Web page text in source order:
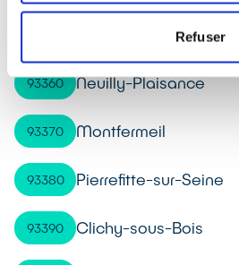
Refuser
93360 Neuilly-Plaisance
93370 Montfermeil
93380 Pierrefitte-sur-Seine
93390 Clichy-sous-Bois